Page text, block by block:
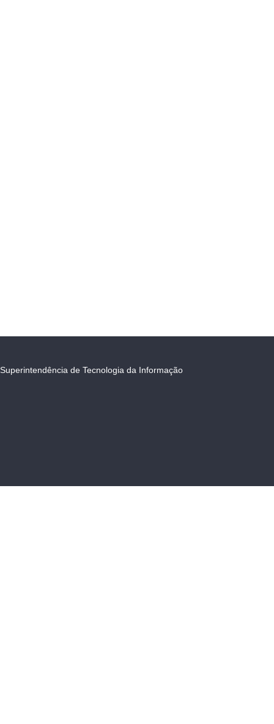
Superintendência de Tecnologia da Informação